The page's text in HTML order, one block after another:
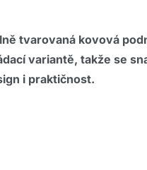
tvarovaná kovová
variantě, takže se
i praktičnost.